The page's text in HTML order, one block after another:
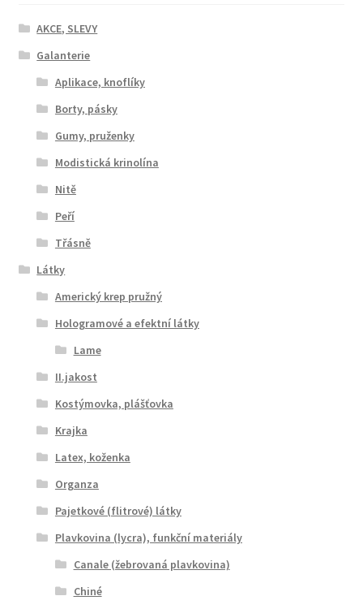
AKCE, SLEVY
Galanterie
Aplikace, knoflíky
Borty, pásky
Gumy, pruženky
Modistická krinolína
Nitě
Peří
Třásně
Látky
Americký krep pružný
Hologramové a efektní látky
Lame
II.jakost
Kostýmovka, plášťovka
Krajka
Latex, koženka
Organza
Pajetkové (flitrové) látky
Plavkovina (lycra), funkční materiály
Canale (žebrovaná plavkovina)
Chiné